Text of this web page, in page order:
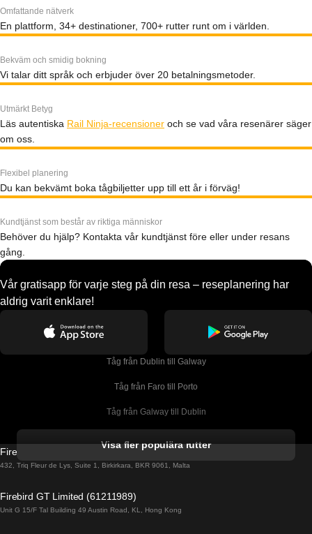
Omfattande nätverk
En plattform, 34+ destinationer, 700+ rutter runt om i världen.
Bekväm och smidig bokning
Vi talar ditt språk och erbjuder över 20 betalningsmetoder.
Utmärkt Betyg
Läs autentiska Rail Ninja-recensioner och se vad våra resenärer säger
om oss.
Flexibel planering
Du kan bekvämt boka tågbiljetter upp till ett år i förväg!
Kundtjänst som består av riktiga människor
Behöver du hjälp? Kontakta vår kundtjänst före eller under resans
gång.
Vår gratisapp för varje steg på din resa – reseplanering har
aldrig varit enklare!
Tåg från Dublin till Galway
Tåg från Faro till Porto
Tåg från Galway till Dublin
Tåg från Porto till Faro
Tåg från Barcelona till Madrid
Visa fler populära rutter
Firebird GT Limited (OC 1451)
432, Triq Fleur de Lys, Suite 1, Birkirkara, BKR 9061, Malta
Firebird GT Limited (61211989)
Unit G 15/F Tal Building 49 Austin Road, KL, Hong Kong